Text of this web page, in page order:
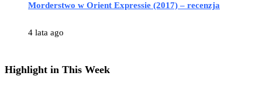
Morderstwo w Orient Expressie (2017) – recenzja
4 lata ago
Highlight in This Week